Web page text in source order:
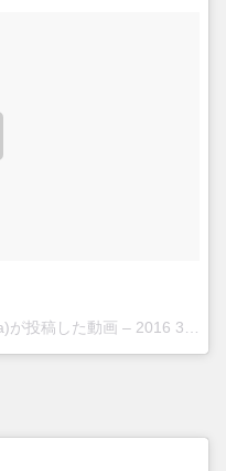
が投稿した動画 – 2016 3月 31 6:35午後 PDT